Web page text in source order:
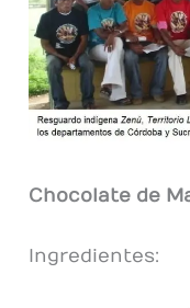
Chocolate de
Ingredientes: